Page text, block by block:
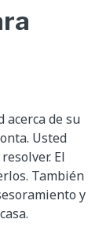
acerca de su
Usted
El
También
y